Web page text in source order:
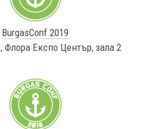
BurgasConf 2019
Флора Експо Център, зала 2